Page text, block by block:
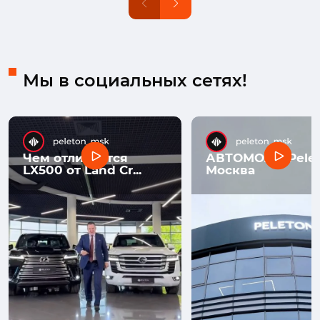
Мы в социальных сетях!
Чем отличается
LX500 от Land Cr...
АВТОМОЛЛ
Москва